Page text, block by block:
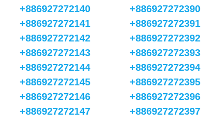
+886927272140
+886927272141
+886927272142
+886927272143
+886927272144
+886927272145
+886927272146
+886927272147
+886927272390
+886927272391
+886927272392
+886927272393
+886927272394
+886927272395
+886927272396
+886927272397